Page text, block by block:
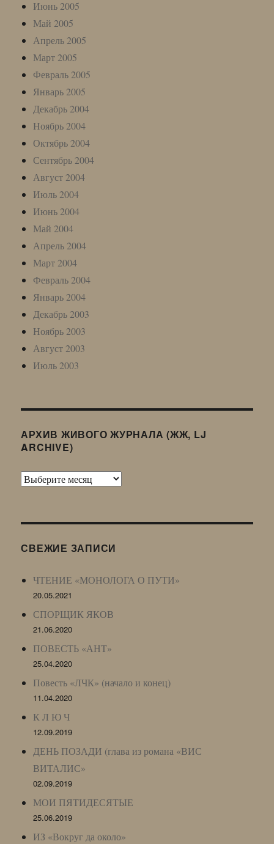
Июнь 2005
Май 2005
Апрель 2005
Март 2005
Февраль 2005
Январь 2005
Декабрь 2004
Ноябрь 2004
Октябрь 2004
Сентябрь 2004
Август 2004
Июль 2004
Июнь 2004
Май 2004
Апрель 2004
Март 2004
Февраль 2004
Январь 2004
Декабрь 2003
Ноябрь 2003
Август 2003
Июль 2003
АРХИВ ЖИВОГО ЖУРНАЛА (ЖЖ, LJ
ARCHIVE)
Архив
LJ
СВЕЖИЕ ЗАПИСИ
ЧТЕНИЕ «МОНОЛОГА О ПУТИ»
20.05.2021
СПОРЩИК ЯКОВ
21.06.2020
ПОВЕСТЬ «АНТ»
25.04.2020
Повесть «ЛЧК» (начало и конец)
11.04.2020
К Л Ю Ч
12.09.2019
ДЕНЬ ПОЗАДИ (глава из романа «ВИС
ВИТАЛИС»
02.09.2019
МОИ ПЯТИДЕСЯТЫЕ
25.06.2019
ИЗ «Вокруг да около»